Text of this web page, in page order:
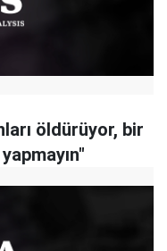
öldürüyor, bir